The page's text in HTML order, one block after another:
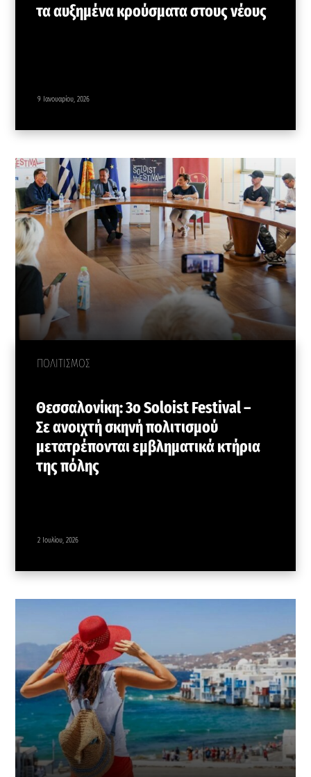
τα αυξημένα κρούσματα στους νέους
9 Ιανουαρίου, 2026
ΠΟΛΙΤΙΣΜΟΣ
Θεσσαλονίκη: 3ο Soloist Festival –
Σε ανοιχτή σκηνή πολιτισμού
μετατρέπονται εμβληματικά κτήρια
της πόλης
2 Ιουλίου, 2026